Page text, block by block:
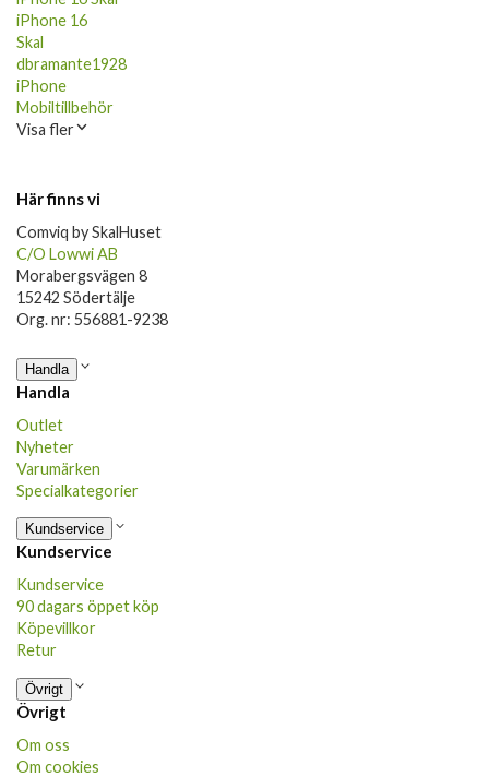
iPhone 16
Skal
dbramante1928
iPhone
Mobiltillbehör
Visa fler
Här finns vi
Comviq by SkalHuset
C/O Lowwi AB
Morabergsvägen 8
15242 Södertälje
Org. nr: 556881-9238
Handla
Handla
Outlet
Nyheter
Varumärken
Specialkategorier
Kundservice
Kundservice
Kundservice
90 dagars öppet köp
Köpevillkor
Retur
Övrigt
Övrigt
Om oss
Om cookies